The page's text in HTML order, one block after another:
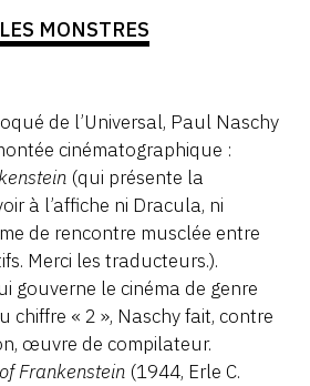
MONSTRES
de l’Universal, Paul Naschy
cinématographique :
(qui présente la
à l’affiche ni Dracula, ni
de rencontre musclée entre
Merci les traducteurs.).
gouverne le cinéma de genre
chiffre « 2 », Naschy fait, contre
œuvre de compilateur.
Frankenstein (1944, Erle C.